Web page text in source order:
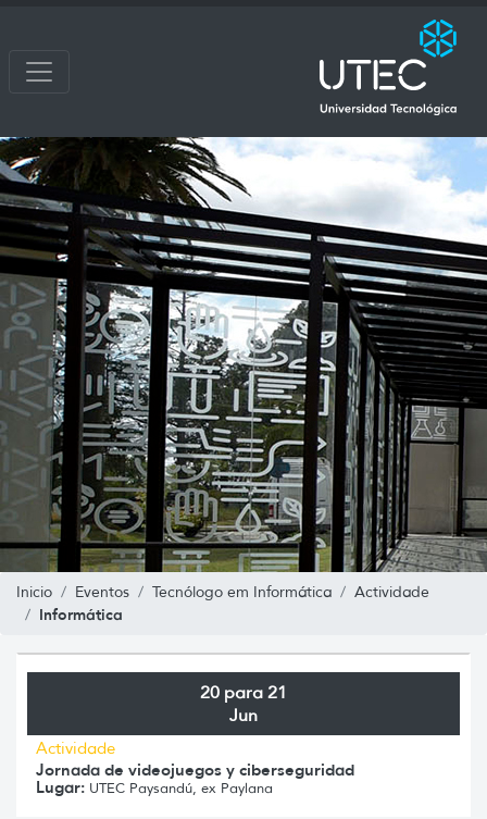
Inicio Eventos Tecnólogo em Informática Actividade
Informática
20 para 21
Jun
Actividade
Jornada de videojuegos y ciberseguridad
Lugar: UTEC Paysandú, ex Paylana